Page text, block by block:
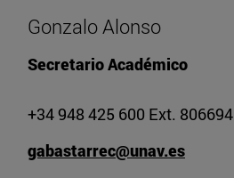
Gonzalo Alonso
Secretario Académico
+34 948 425 600 Ext. 806694
gabastarrec@unav.es